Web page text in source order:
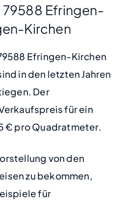
79588 Efringen-
Kirchen
Efringen-Kirchen
in den letzten Jahren
Der
für ein
€ pro Quadratmeter.
von den
zu bekommen,
für